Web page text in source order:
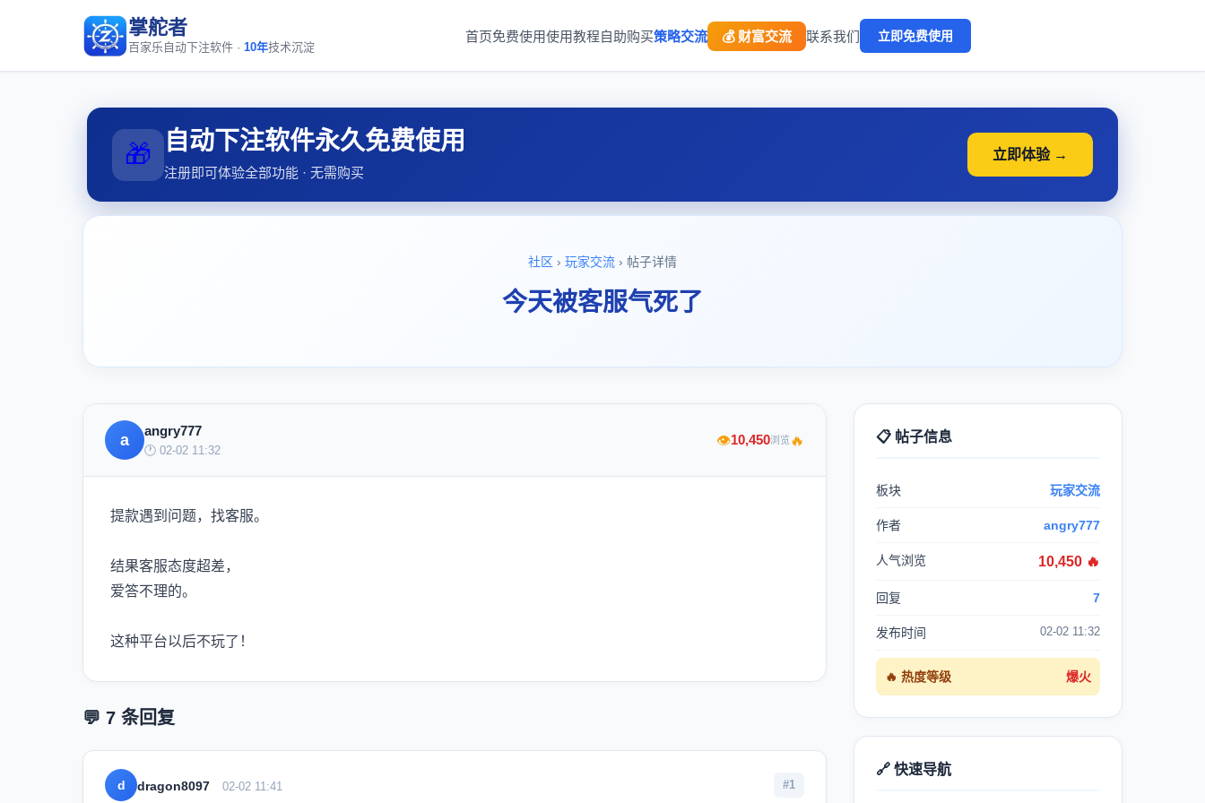
掌舵者
百家乐自动下注软件 · 10年技术沉淀
首页免费使用使用教程自助购买策略交流 💰 财富交流 联系我们 立即免费使用
🎁 自动下注软件永久免费使用
注册即可体验全部功能 · 无需购买
立即体验 →
社区 › 玩家交流 › 帖子详情
今天被客服气死了
a
angry777
🕐 02-02 11:32
👁10,450浏览🔥
提款遇到问题，找客服。
结果客服态度超差，
爱答不理的。
这种平台以后不玩了！
💬 7 条回复
d dragon8097 02-02 11:41 #1
📋 帖子信息
板块 玩家交流
作者 angry777
人气浏览 10,450 🔥
回复 7
发布时间 02-02 11:32
🔥 热度等级 爆火
🔗 快速导航